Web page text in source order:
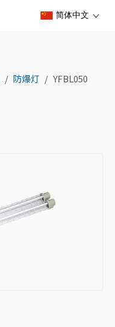
简体中文
/ 防爆灯 / YFBL050